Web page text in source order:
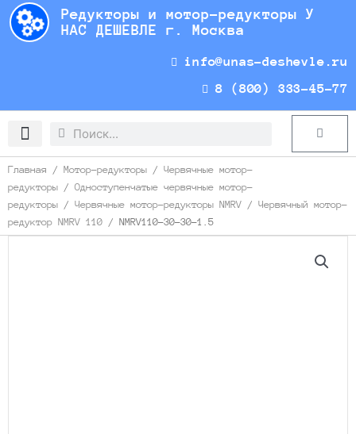
Перейти
содержимому
Редукторы и мотор-редукторы У
НАС ДЕШЕВЛЕ г. Москва
info@unas-deshevle.ru
8 (800) 333-45-77
Search
Search Cart
Главная / Мотор-редукторы / Червячные мотор-
редукторы / Одноступенчатые червячные мотор-
редукторы / Червячные мотор-редукторы NMRV / Червячный мотор-
редуктор NMRV 110 / NMRV110-30-30-1.5